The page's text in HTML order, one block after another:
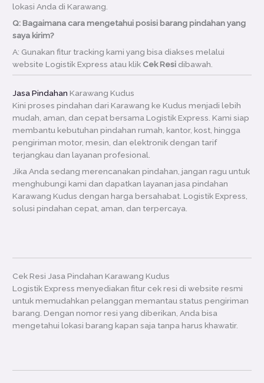
lokasi Anda di Karawang.
Q: Bagaimana cara mengetahui posisi barang pindahan yang
saya kirim?
A: Gunakan fitur tracking kami yang bisa diakses melalui
website Logistik Express atau klik Cek Resi dibawah.
Jasa Pindahan Karawang Kudus
Kini proses pindahan dari Karawang ke Kudus menjadi lebih
mudah, aman, dan cepat bersama Logistik Express. Kami siap
membantu kebutuhan pindahan rumah, kantor, kost, hingga
pengiriman motor, mesin, dan elektronik dengan tarif
terjangkau dan layanan profesional.
Jika Anda sedang merencanakan pindahan, jangan ragu untuk
menghubungi kami dan dapatkan layanan jasa pindahan
Karawang Kudus dengan harga bersahabat. Logistik Express,
solusi pindahan cepat, aman, dan terpercaya.
Cek Resi Jasa Pindahan Karawang Kudus
Logistik Express menyediakan fitur cek resi di website resmi
untuk memudahkan pelanggan memantau status pengiriman
barang. Dengan nomor resi yang diberikan, Anda bisa
mengetahui lokasi barang kapan saja tanpa harus khawatir.